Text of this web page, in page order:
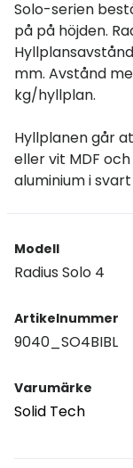
Solo-serien
på på höjden.
mm. Avstånd
kg/hyllplan.
Hyllplanen går
eller vit MDF
aluminium i
Modell
Radius Solo 4
Artikelnummer
9040_SO4BIBL
Varumärke
Solid Tech